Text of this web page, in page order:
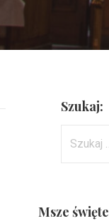
Szukaj:
Msze święte